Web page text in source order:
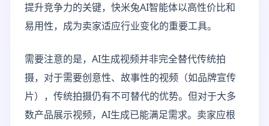
提升竞争力的关键，快米兔AI智能体以高性价比和
易用性，成为卖家适应行业变化的重要工具。
需要注意的是，AI生成视频并非完全替代传统拍
摄，对于需要创意性、故事性的视频（如品牌宣传
片），传统拍摄仍有不可替代的优势。但对于大多
数产品展示视频，AI生成已能满足需求。卖家应根